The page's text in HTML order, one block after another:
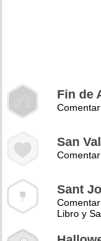
Fin de
San
Sant
Libro y